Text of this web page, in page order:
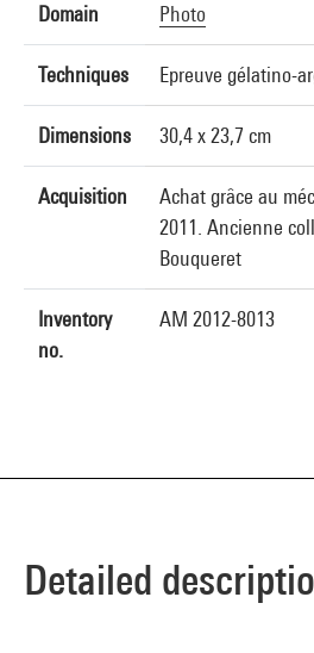
Domain Photo
Techniques Epreuve gélatino-
Dimensions 30,4 x 23,7 cm
Acquisition
Achat grâce au
2011. Ancienne
Bouqueret
Inventory
no.
AM 2012-8013
Detailed